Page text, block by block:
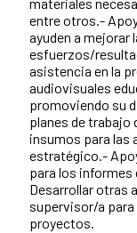
entre otros.-
ayuden a mejorar
esfuerzos/
asistencia en la
audiovisuales
promoviendo su
planes de trabajo
insumos para las
estratégico.-
para los
Desarrollar otras
supervisor/a
proyectos.